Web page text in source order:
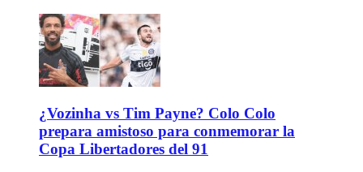
¿Vozinha vs Tim Payne? Colo Colo
prepara amistoso para conmemorar la
Copa Libertadores del 91